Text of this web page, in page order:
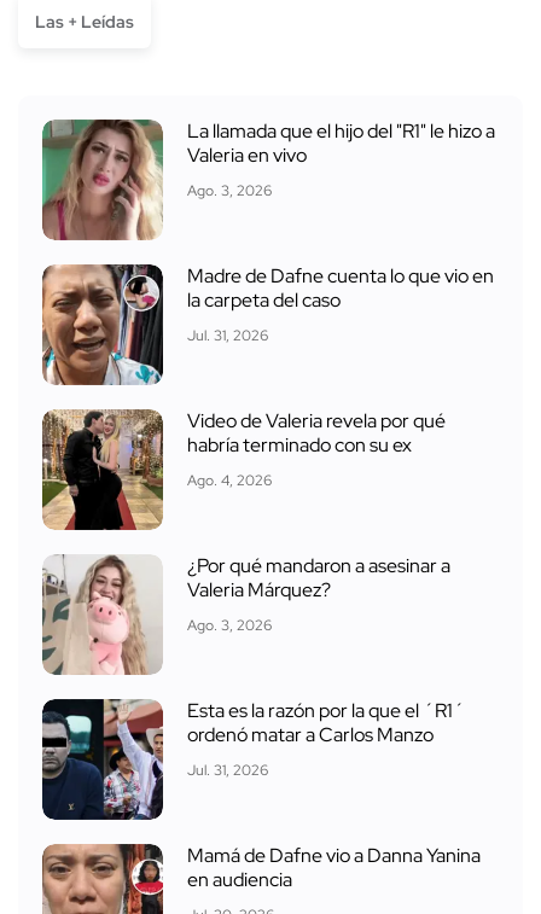
Las + Leídas
La llamada que el hijo del "R1" le hizo a
Valeria en vivo
Ago. 3, 2026
Madre de Dafne cuenta lo que vio en
la carpeta del caso
Jul. 31, 2026
Video de Valeria revela por qué
habría terminado con su ex
Ago. 4, 2026
¿Por qué mandaron a asesinar a
Valeria Márquez?
Ago. 3, 2026
Esta es la razón por la que el ´R1´
ordenó matar a Carlos Manzo
Jul. 31, 2026
Mamá de Dafne vio a Danna Yanina
en audiencia